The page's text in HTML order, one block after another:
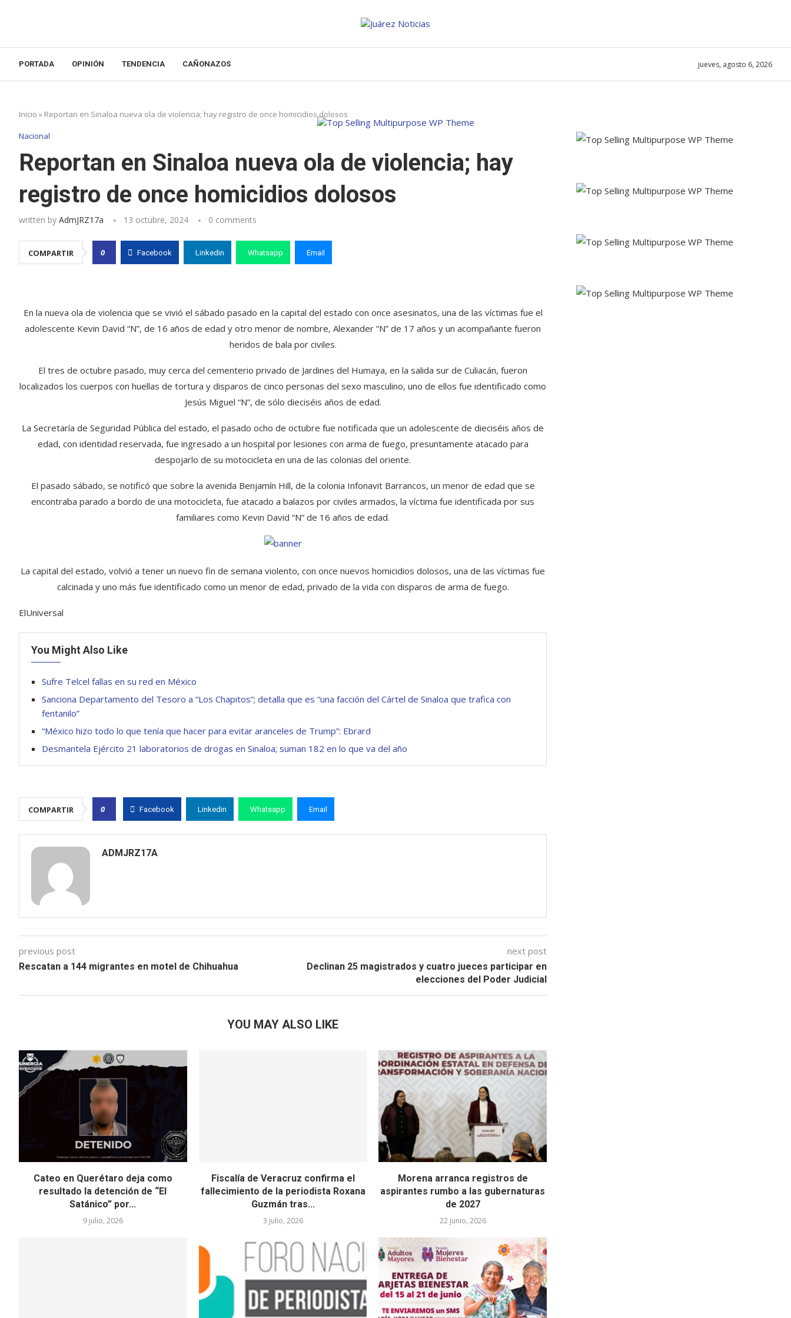
PORTADA OPINIÓN TENDENCIA CAÑONAZOS jueves, agosto 6, 2026
Inicio » Reportan en Sinaloa nueva ola de violencia; hay registro de once homicidios dolosos
Nacional
Reportan en Sinaloa nueva ola de violencia; hay
registro de once homicidios dolosos
written by AdmJRZ17a 13 octubre, 2024 0 comments
COMPARTIR 0 Facebook Linkedin Whatsapp Email
En la nueva ola de violencia que se vivió el sábado pasado en la capital del estado con once asesinatos, una de las víctimas fue el
adolescente Kevin David “N”, de 16 años de edad y otro menor de nombre, Alexander “N” de 17 años y un acompañante fueron
heridos de bala por civiles.
El tres de octubre pasado, muy cerca del cementerio privado de Jardines del Humaya, en la salida sur de Culiacán, fueron
localizados los cuerpos con huellas de tortura y disparos de cinco personas del sexo masculino, uno de ellos fue identificado como
Jesús Miguel “N”, de sólo dieciséis años de edad.
La Secretaría de Seguridad Pública del estado, el pasado ocho de octubre fue notificada que un adolescente de dieciséis años de
edad, con identidad reservada, fue ingresado a un hospital por lesiones con arma de fuego, presuntamente atacado para
despojarlo de su motocicleta en una de las colonias del oriente.
El pasado sábado, se notificó que sobre la avenida Benjamín Hill, de la colonia Infonavit Barrancos, un menor de edad que se
encontraba parado a bordo de una motocicleta, fue atacado a balazos por civiles armados, la víctima fue identificada por sus
familiares como Kevin David “N” de 16 años de edad.
La capital del estado, volvió a tener un nuevo fin de semana violento, con once nuevos homicidios dolosos, una de las víctimas fue
calcinada y uno más fue identificado como un menor de edad, privado de la vida con disparos de arma de fuego.
ElUniversal
You Might Also Like
Sufre Telcel fallas en su red en México
Sanciona Departamento del Tesoro a “Los Chapitos”; detalla que es “una facción del Cártel de Sinaloa que trafica con
fentanilo”
“México hizo todo lo que tenía que hacer para evitar aranceles de Trump”: Ebrard
Desmantela Ejército 21 laboratorios de drogas en Sinaloa; suman 182 en lo que va del año
COMPARTIR 0 Facebook Linkedin Whatsapp Email
ADMJRZ17A
previous post
Rescatan a 144 migrantes en motel de Chihuahua
next post
Declinan 25 magistrados y cuatro jueces participar en
elecciones del Poder Judicial
YOU MAY ALSO LIKE
Cateo en Querétaro deja como
resultado la detención de “El
Satánico” por...
9 julio, 2026
Fiscalía de Veracruz confirma el
fallecimiento de la periodista Roxana
Guzmán tras...
3 julio, 2026
Morena arranca registros de
aspirantes rumbo a las gubernaturas
de 2027
22 junio, 2026